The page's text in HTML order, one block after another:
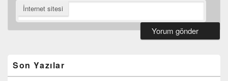
İnternet sitesi
bar
eklenti
bölgesi
Son Yazılar